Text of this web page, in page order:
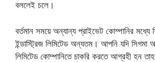
বললেই চলে।
বর্তমান সময়ে অন্যান্য প্রাইভেট কোম্পানির মধ্যে
ইন্ডাস্ট্রিজ লিমিটেড অন্যতম। আপনি যদি সিগমা
লিমিটেড কোম্পানিতে চাকরি করতে আগ্রহী হন